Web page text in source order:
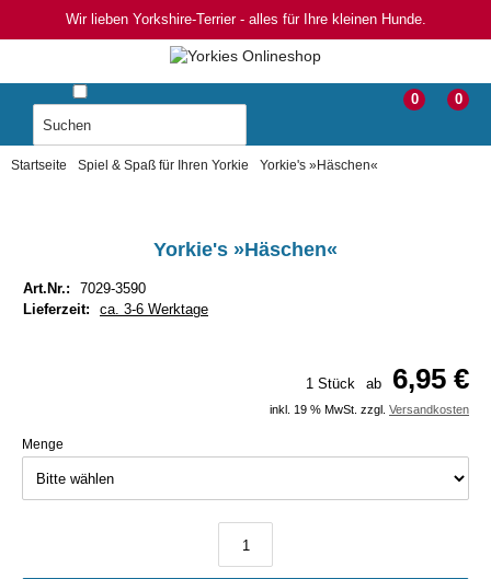
Wir lieben Yorkshire-Terrier - alles für Ihre kleinen Hunde.
0
0
Startseite Spiel & Spaß für Ihren Yorkie Yorkie's »Häschen«
Yorkie's »Häschen«
Art.Nr.:
7029-3590
Lieferzeit:
ca. 3-6 Werktage
1 Stück ab 6,95 €
inkl. 19 % MwSt. zzgl. Versandkosten
Menge